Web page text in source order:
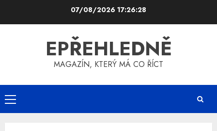
07/08/2026 17:26:28
EPŘEHLEDNĚ
MAGAZÍN, KTERÝ MÁ CO ŘÍCT
Primary
Menu